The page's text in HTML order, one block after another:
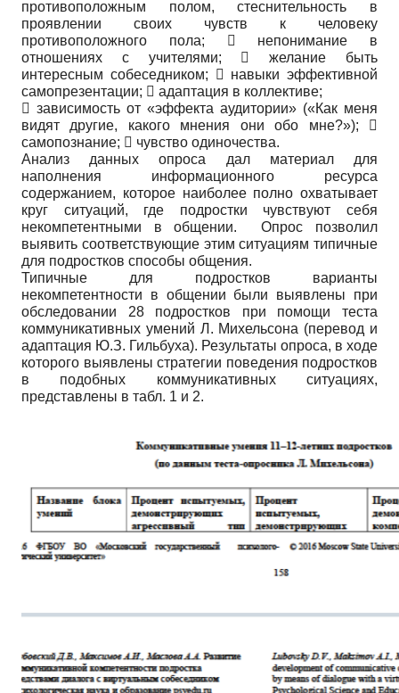
противоположным полом, стеснительность в
проявлении своих чувств к человеку
противоположного пола;  непонимание в
отношениях с учителями;  желание быть
интересным собеседником;  навыки эффективной
самопрезентации;  адаптация в коллективе;
 зависимость от «эффекта аудитории» («Как меня
видят другие, какого мнения они обо мне?»); 
самопознание;  чувство одиночества.
Анализ данных опроса дал материал для
наполнения информационного ресурса
содержанием, которое наиболее полно охватывает
круг ситуаций, где подростки чувствуют себя
некомпетентными в общении. Опрос позволил
выявить соответствующие этим ситуациям типичные
для подростков способы общения.
Типичные для подростков варианты
некомпетентности в общении были выявлены при
обследовании 28 подростков при помощи теста
коммуникативных умений Л. Михельсона (перевод и
адаптация Ю.З. Гильбуха). Результаты опроса, в ходе
которого выявлены стратегии поведения подростков
в подобных коммуникативных ситуациях,
представлены в табл. 1 и 2.